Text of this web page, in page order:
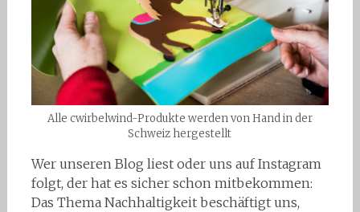
Alle cwirbelwind-Produkte werden von Hand in der
Schweiz hergestellt
Wer unseren Blog liest oder uns auf Instagram
folgt, der hat es sicher schon mitbekommen:
Das Thema Nachhaltigkeit beschäftigt uns,